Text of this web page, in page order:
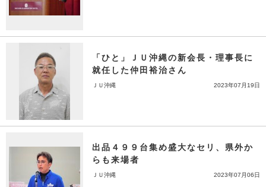
「ひと」ＪＵ沖縄の新会長・理事長に
就任した仲田裕治さん
ＪＵ沖縄 2023年07月19日
出品４９９台集め盛大なセリ、県外か
らも来場者
ＪＵ沖縄 2023年07月06日